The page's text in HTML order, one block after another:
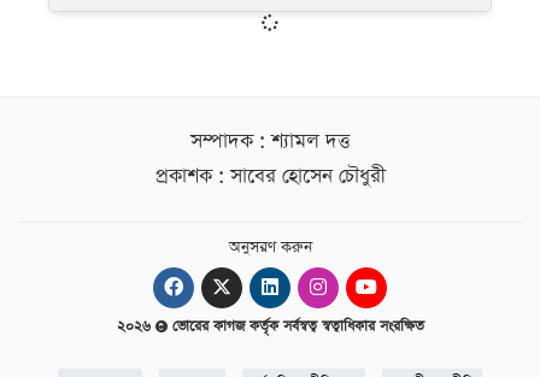
সম্পাদক : শ্যামল দত্ত
প্রকাশক : সাবের হোসেন চৌধুরী
অনুসরণ করুন
২০২৬ ভোরের কাগজ কর্তৃক সর্বস্বত্ব স্বত্বাধিকার সংরক্ষিত